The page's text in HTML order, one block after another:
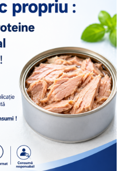
in 2026 – Romania pe locul 20